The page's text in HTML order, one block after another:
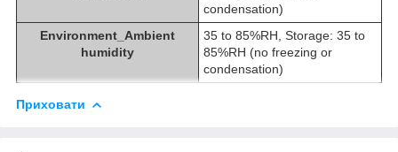
condensation)
Environment_Ambient
humidity
35 to 85%RH, Storage: 35 to
85%RH (no freezing or
condensation)
Приховати